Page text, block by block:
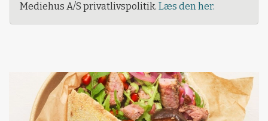
Mediehus A/S privatlivspolitik. Læs den her.